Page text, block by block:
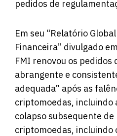
pedidos de
Em seu “Relatório
Financeira” divulgado
FMI renovou os pedidos
abrangente e
adequada” após as
criptomoedas, incluindo
colapso subsequente de
criptomoedas, incluindo